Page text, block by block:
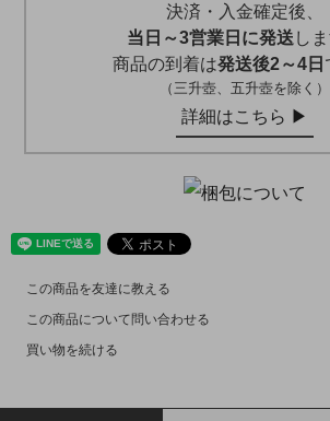
決済・入金確定後、
当日～3営業日に発送 しま
商品の到着は発送後2～4日
（三升壺、五升壺を除く）
詳細はこちら ▶︎
この商品を友達に教える
この商品について問い合わせる
買い物を続ける